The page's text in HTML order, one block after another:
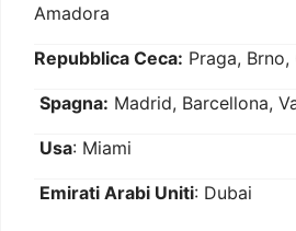
Amadora
Repubblica Ceca: Praga,
Spagna: Madrid, Barcellona,
Usa: Miami
Emirati Arabi Uniti: Dubai